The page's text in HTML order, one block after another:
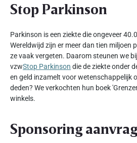
Stop Parkinson
Parkinson is een ziekte die ongeveer
Wereldwijd zijn er meer dan tien miljoen
ze vaak vergeten. Daarom steunen we
vzwStop Parkinson die de ziekte onder
en geld inzamelt voor wetenschappelijk
deden? We verkochten hun boek
winkels.
Sponsoring